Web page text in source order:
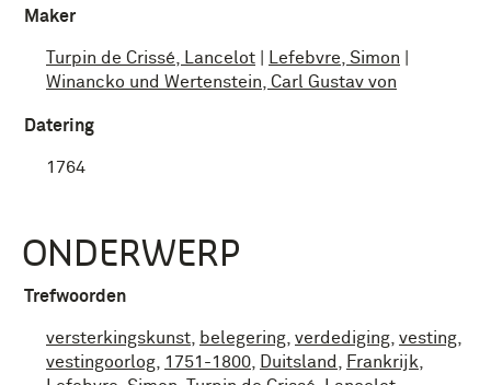
Maker
Turpin de Crissé, Lancelot Lefebvre, Simon
Winancko und Wertenstein, Carl Gustav von
Datering
1764
ONDERWERP
Trefwoorden
versterkingskunst belegering verdediging vesting
vestingoorlog
1751-1800 Duitsland Frankrijk